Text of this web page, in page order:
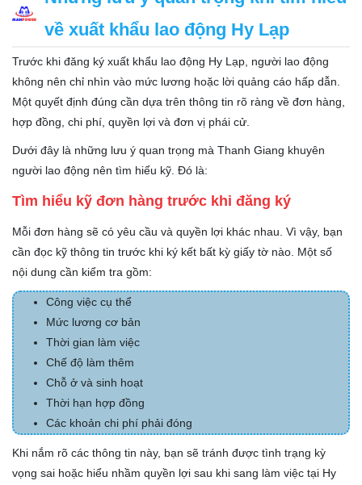
về xuất khẩu lao động Hy Lạp
Trước khi đăng ký xuất khẩu lao động Hy Lạp, người lao động
không nên chỉ nhìn vào mức lương hoặc lời quảng cáo hấp dẫn.
Một quyết định đúng cần dựa trên thông tin rõ ràng về đơn hàng,
hợp đồng, chi phí, quyền lợi và đơn vị phái cử.
Dưới đây là những lưu ý quan trọng mà Thanh Giang khuyên
người lao động nên tìm hiểu kỹ. Đó là:
Tìm hiểu kỹ đơn hàng trước khi đăng ký
Mỗi đơn hàng sẽ có yêu cầu và quyền lợi khác nhau. Vì vậy, bạn
cần đọc kỹ thông tin trước khi ký kết bất kỳ giấy tờ nào. Một số
nội dung cần kiểm tra gồm:
Công việc cụ thể
Mức lương cơ bản
Thời gian làm việc
Chế độ làm thêm
Chỗ ở và sinh hoạt
Thời hạn hợp đồng
Các khoản chi phí phải đóng
Khi nắm rõ các thông tin này, bạn sẽ tránh được tình trạng kỳ
vọng sai hoặc hiểu nhầm quyền lợi sau khi sang làm việc tại Hy